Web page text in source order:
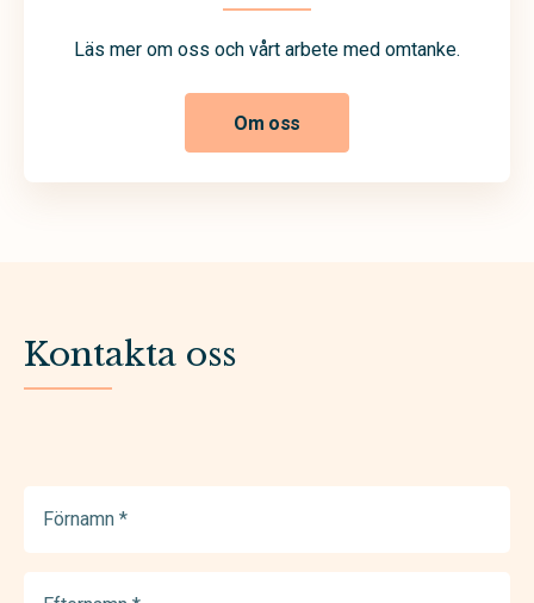
Läs mer om oss och vårt arbete med omtanke.
Om oss
Kontakta oss
(Required)